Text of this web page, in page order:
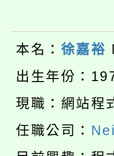
《
程，歡
心理、
系所師生
轉知苗
縣市「
門員」
踴躍報
桃園市
要點
「桃園
展演活動
115年度
義教育
公告本
代理(課)
本名： 徐嘉裕
出生年份：
現職：網站程
任職公司：